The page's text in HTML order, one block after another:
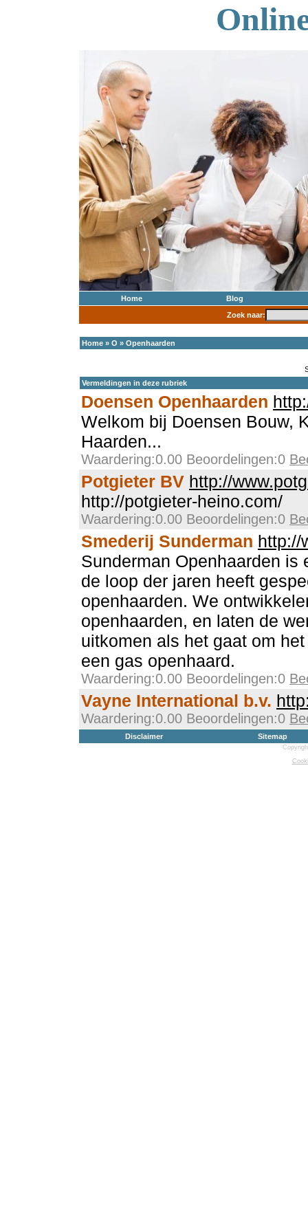
Home
Blog
Zoek naar:
Home » O » Openhaarden
Vermeldingen in deze rubriek
Doensen Openhaarden
Welkom bij Doensen Bouw,
Haarden...
Waardering:0.00 Beoordelingen:0
Potgieter BV http://
http://potgieter-heino.com/
Waardering:0.00 Beoordelingen:0
Smederij Sunderman http://
Sunderman Openhaarden is
de loop der jaren heeft
openhaarden. We
openhaarden, en laten de
uitkomen als het gaat om
een gas openhaard.
Waardering:0.00 Beoordelingen:0
Vayne International b.v.
Waardering:0.00 Beoordelingen:0
Disclaimer Sitemap